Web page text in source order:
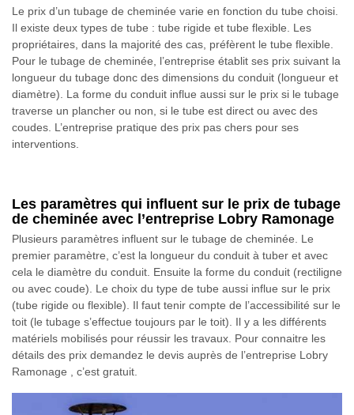
Le prix d’un tubage de cheminée varie en fonction du tube choisi.
Il existe deux types de tube : tube rigide et tube flexible. Les
propriétaires, dans la majorité des cas, préfèrent le tube flexible.
Pour le tubage de cheminée, l’entreprise établit ses prix suivant la
longueur du tubage donc des dimensions du conduit (longueur et
diamètre). La forme du conduit influe aussi sur le prix si le tubage
traverse un plancher ou non, si le tube est direct ou avec des
coudes. L’entreprise pratique des prix pas chers pour ses
interventions.
Les paramètres qui influent sur le prix de tubage
de cheminée avec l’entreprise Lobry Ramonage
Plusieurs paramètres influent sur le tubage de cheminée. Le
premier paramètre, c’est la longueur du conduit à tuber et avec
cela le diamètre du conduit. Ensuite la forme du conduit (rectiligne
ou avec coude). Le choix du type de tube aussi influe sur le prix
(tube rigide ou flexible). Il faut tenir compte de l’accessibilité sur le
toit (le tubage s’effectue toujours par le toit). Il y a les différents
matériels mobilisés pour réussir les travaux. Pour connaitre les
détails des prix demandez le devis auprès de l’entreprise Lobry
Ramonage , c’est gratuit.